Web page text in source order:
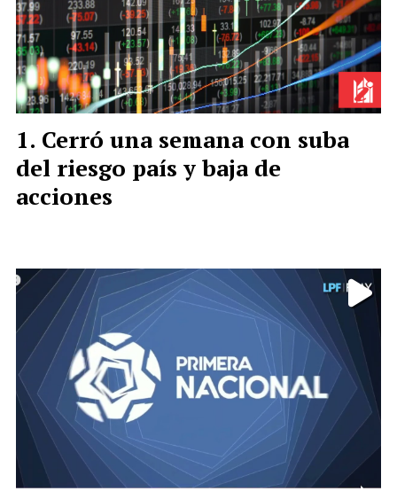
Cerró una semana con suba
del riesgo país y baja de
acciones